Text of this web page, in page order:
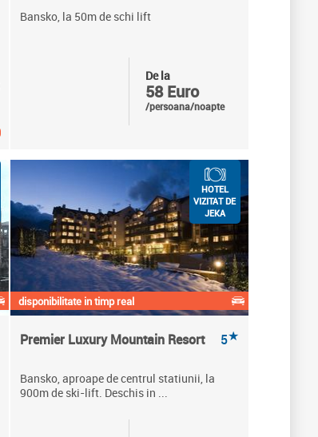
Bansko, la 50m de schi lift
De la
58 Euro
/persoana/noapte
disponibilitate in timp real
Premier Luxury Mountain Resort 5★
Bansko, aproape de centrul statiunii, la
900m de ski-lift. Deschis in ...
HOTEL
VIZITAT DE
JEKA